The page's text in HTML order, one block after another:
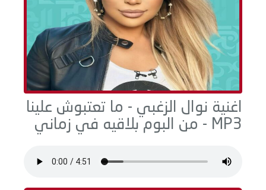
اغنية نوال الزغبي - ما تعتبوش علينا
MP3 - من البوم بلاقيه في زماني